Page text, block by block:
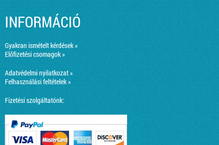
INFORMÁCIÓ
Gyakran ismételt kérdések »
Előfizetési csomagok »
Adatvédelmi nyilatkozat »
Felhasználási feltételek »
Fizetési szolgáltatónk: